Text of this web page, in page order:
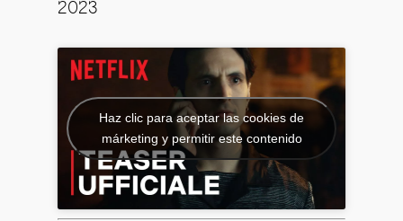
2023
Haz clic para aceptar las cookies de
márketing y permitir este contenido